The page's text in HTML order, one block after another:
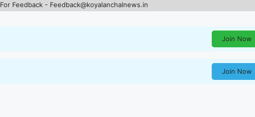
For Feedback - Feedback@koyalanchalnews.in
Join Now
Join Now